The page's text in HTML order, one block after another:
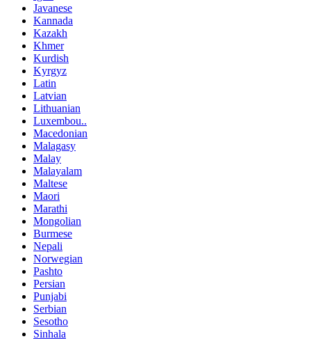
Javanese
Kannada
Kazakh
Khmer
Kurdish
Kyrgyz
Latin
Latvian
Lithuanian
Luxembou..
Macedonian
Malagasy
Malay
Malayalam
Maltese
Maori
Marathi
Mongolian
Burmese
Nepali
Norwegian
Pashto
Persian
Punjabi
Serbian
Sesotho
Sinhala